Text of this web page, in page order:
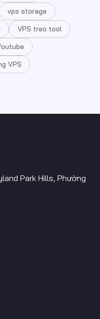
vps storage
VPS treo tool
VPS
Park Hills, Phường